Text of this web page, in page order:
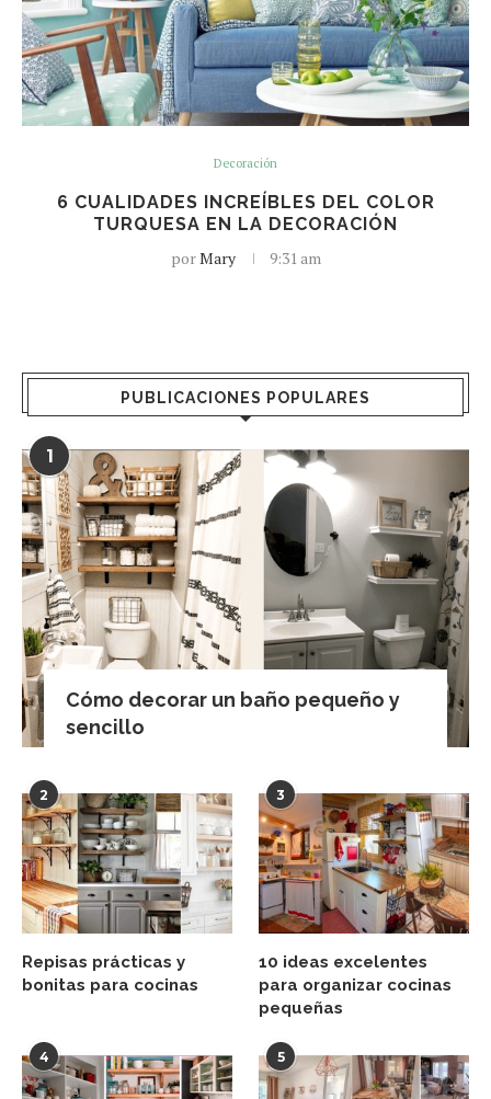
Decoración
6 CUALIDADES INCREÍBLES DEL COLOR
TURQUESA EN LA DECORACIÓN
porMary 9:31 am
PUBLICACIONES POPULARES
1
Cómo decorar un baño pequeño y
sencillo
2
Repisas prácticas y
bonitas para cocinas
3
10 ideas excelentes
para organizar cocinas
pequeñas
4 5